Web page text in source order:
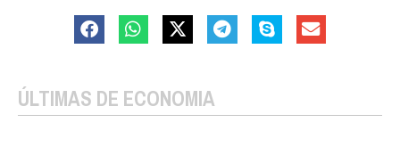
ÚLTIMAS DE ECONOMIA